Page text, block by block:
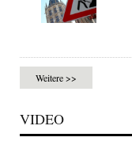
Weitere >>
VIDEO